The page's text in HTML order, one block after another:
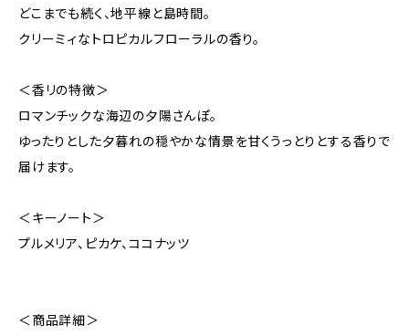
どこまでも続く、地平線と島時間。
クリーミィなトロピカルフローラルの香り。
＜香リの特徴＞
ロマンチックな海辺の夕陽さんぽ。
ゆったりとした夕暮れの穏やかな情景を甘くうっとりとする香りで
届けます。
＜キーノート＞
プルメリア、ピカケ、ココナッツ
＜商品詳細＞